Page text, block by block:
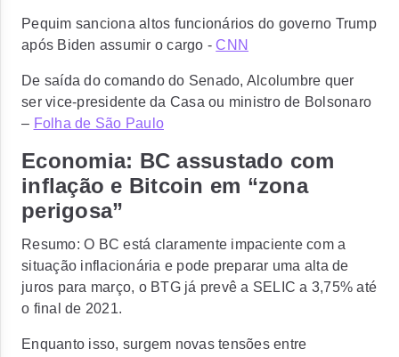
Pequim sanciona altos funcionários do governo Trump
após Biden assumir o cargo -CNN
De saída do comando do Senado, Alcolumbre quer
ser vice-presidente da Casa ou ministro de Bolsonaro
– Folha de São Paulo
Economia: BC assustado com
inflação e Bitcoin em “zona
perigosa”
Resumo: O BC está claramente impaciente com a
situação inflacionária e pode preparar uma alta de
juros para março, o BTG já prevê a SELIC a 3,75% até
o final de 2021.
Enquanto isso, surgem novas tensões entre